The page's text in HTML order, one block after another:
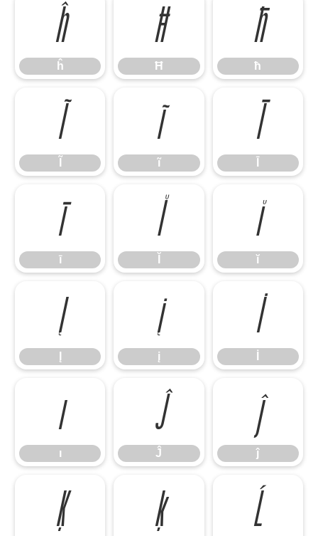
ĥ
ĥ
Ħ
Ħ
ħ
ħ
Ĩ ĩ
ĩ
Ī
ī
ī
Ĭ ĭ
ĭ
Į į
į
İ
ı
ı
Ĵ
Ĵ
ĵ
ĵ
Ķ ķ Ĺ